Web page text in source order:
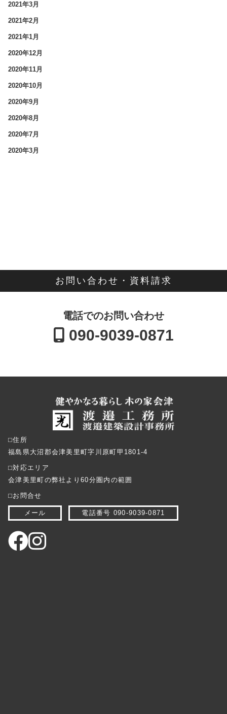
2021年3月
2021年2月
2021年1月
2020年12月
2020年11月
2020年10月
2020年9月
2020年8月
2020年7月
2020年3月
お問い合わせ・資料請求
電話でのお問い合わせ
090-9039-0871
⬜︎住所
福島県大沼郡会津美里町字川原町甲1801-4
⬜︎対応エリア
会津美里町の弊社より60分圏内の範囲
⬜︎お問合せ
メール 電話番号 090-9039-0871